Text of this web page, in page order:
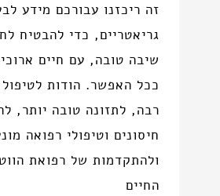
זה ריכזנו עבורכם מידע
גריאטריים, כדי להבטיח
שיבה טובה, עם חיים
ככל האפשר. הודות
רבה, לתזונה טובה יותר,
חיסונים וטיפולי רפואה
ולהתקדמות של רפואת
החיים